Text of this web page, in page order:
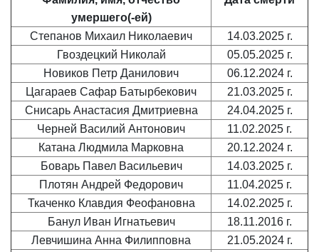
умершего(-ей)
Степанов Михаил Николаевич
14.03.2025 г.
Гвоздецкий Николай
05.05.2025 г.
Новиков Петр Данилович
06.12.2024 г.
Цагараев Сафар Батырбекович
21.03.2025 г.
Снисарь Анастасия Дмитриевна
24.04.2025 г.
Черней Василий Антонович
11.02.2025 г.
Катана Людмила Марковна
20.12.2024 г.
Боварь Павел Васильевич
14.03.2025 г.
Плотян Андрей Федорович
11.04.2025 г.
Ткаченко Клавдия Феофановна
14.02.2025 г.
Банул Иван Игнатьевич
18.11.2016 г.
Левчишина Анна Филипповна
21.05.2024 г.